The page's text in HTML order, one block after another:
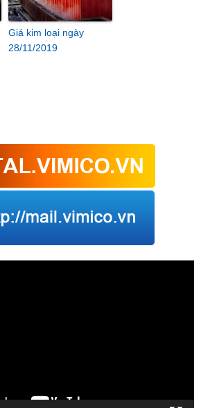
Giá kim loại ngày
28/11/2019